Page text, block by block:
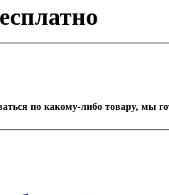
по какому-либо товару, мы